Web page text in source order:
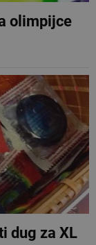
olimpijce
dug za XL